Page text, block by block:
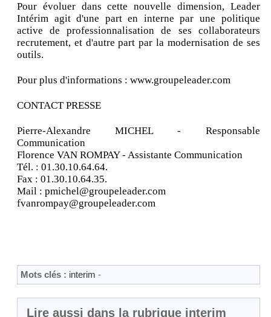
Pour évoluer dans cette nouvelle dimension, Leader
Intérim agit d'une part en interne par une politique
active de professionnalisation de ses collaborateurs
recrutement, et d'autre part par la modernisation de ses
outils.
Pour plus d'informations : www.groupeleader.com
CONTACT PRESSE
Pierre-Alexandre MICHEL - Responsable
Communication
Florence VAN ROMPAY - Assistante Communication
Tél. : 01.30.10.64.64.
Fax : 01.30.10.64.35.
Mail : pmichel@groupeleader.com
fvanrompay@groupeleader.com
Mots clés : interim -
Lire aussi dans la rubrique interim